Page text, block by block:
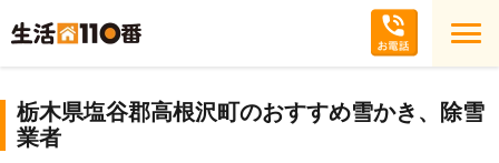
栃木県塩谷郡高根沢町のおすすめ雪かき、除雪
業者